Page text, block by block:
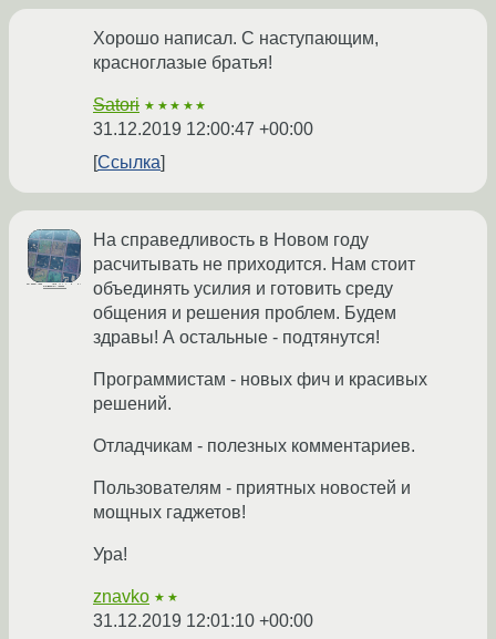
Хорошо написал. С наступающим,
красноглазые братья!
Satori ★★★★★
31.12.2019 12:00:47 +00:00
Ссылка
На справедливость в Новом году
расчитывать не приходится. Нам стоит
объединять усилия и готовить среду
общения и решения проблем. Будем
здравы! А остальные - подтянутся!
Программистам - новых фич и красивых
решений.
Отладчикам - полезных комментариев.
Пользователям - приятных новостей и
мощных гаджетов!
Ура!
znavko ★★
31.12.2019 12:01:10 +00:00